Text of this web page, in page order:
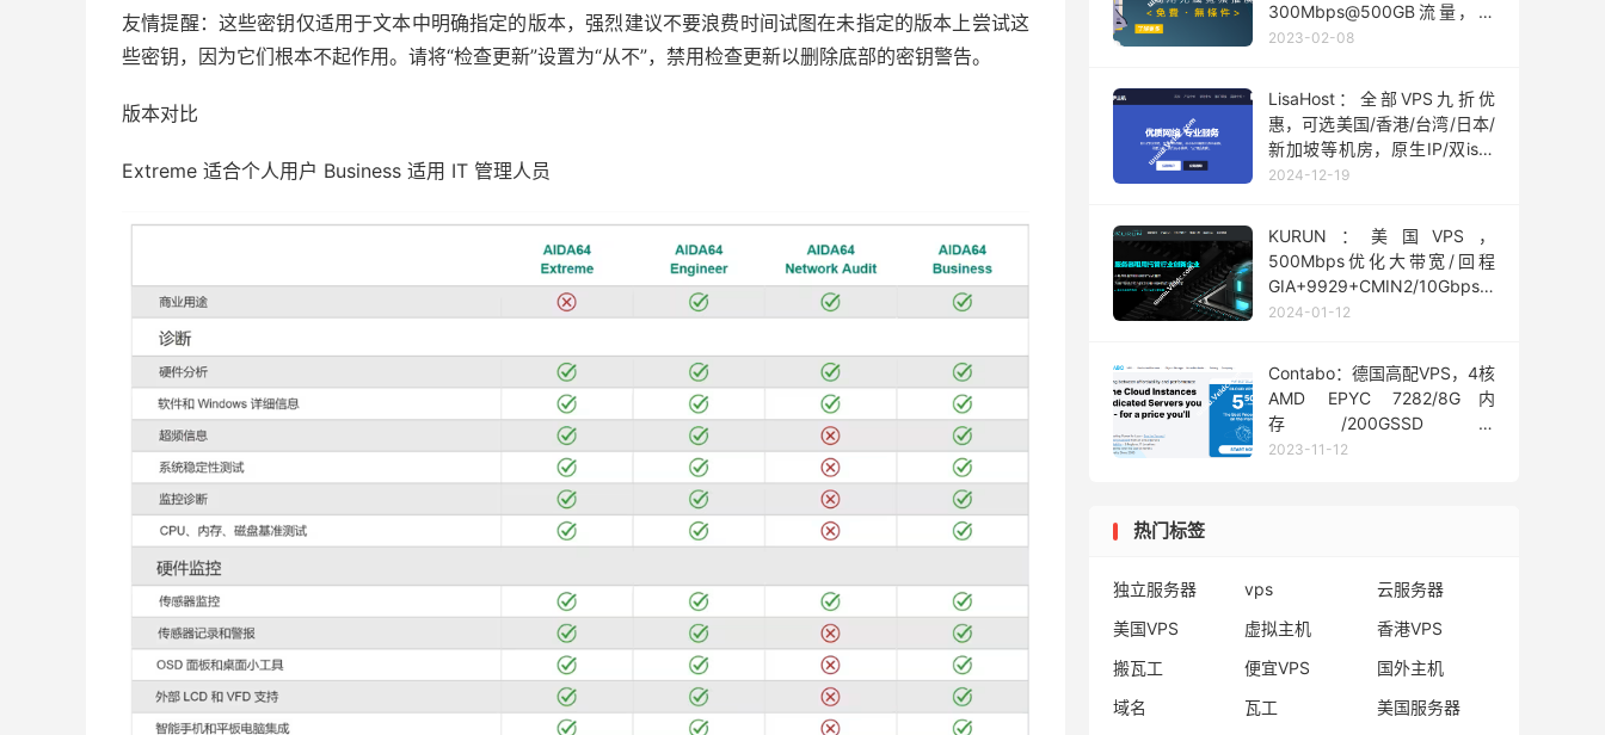
AIDA64 Business v7.60.7300
3DH8Y-QU9D6-4QDJU-KD2PY-JPCV5
UR97D-J3ED6-P2DJC-3DM9Y-99IKY
------------------------------
AIDA64 Extreme v7.50.7200
UVLNY-K3PDB-6IDJ6-CD8LY-NMVZM
4PIID-N3HDB-IWDJI-6DMWY-9EZVU
AIDA64 Business v7.50.7200
4HIM4-MYMD6-NRDJG-7DAZ1-3IMG5
U69N1-4FID6-9IDJA-XDMM1-DNAPE
4SURF-F1JD6-N5DJG-KDGL1-3EMW3
友情提醒：这些密钥仅适用于文本中明确指定的版本，强烈建议不要浪费时间试图在未指定的版本上尝试这
些密钥，因为它们根本不起作用。请将“检查更新”设置为“从不”，禁用检查更新以删除底部的密钥警告。
版本对比
Extreme 适合个人用户 Business 适用 IT 管理人员
300Mbps@500GB流量，用
完限速2Mbps，月付60港元
2023-02-08
LisaHost：全部VPS九折优
惠，可选美国/香港/台湾/日本/
新加坡等机房，原生IP/双isp/
流媒体解锁优秀，年付179元
2024-12-19
KURUN：美国VPS，
500Mbps优化大带宽/回程
GIA+9929+CMIN2/10Gbps
DDOS防护，年付$59.9起
2024-01-12
Contabo：德国高配VPS，4核
AMD EPYC 7282/8G内
存/200GSSD或
50GNVMe/32T流量，年付
2023-11-12
热门标签
独立服务器 vps
云服务器
美国VPS
虚拟主机
香港VPS
搬瓦工
便宜VPS
国外主机
域名
瓦工
美国服务器